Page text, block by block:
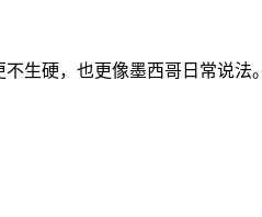
不生硬，也更像墨西哥日常说法。